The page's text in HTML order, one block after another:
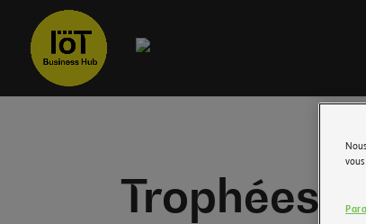
Trophées